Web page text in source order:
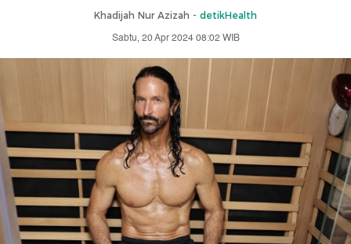
Khadijah Nur Azizah - detikHealth
Sabtu, 20 Apr 2024 08:02 WIB